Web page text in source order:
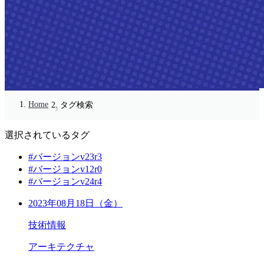
Home タグ検索
選択されているタグ
#バージョンv23r3
#バージョンv12r0
#バージョンv24r4
2023年08月18日（金）
技術情報
アーキテクチャ